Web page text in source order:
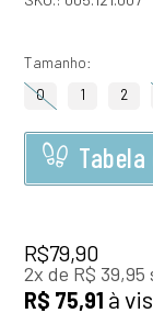
Tamanho
0 1 2
Tabela
R$79,90
2x de R$ 39,95
R$ 75,91 à